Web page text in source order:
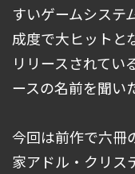
すいゲームシステ
成度で大ヒットと
リリースされてい
ースの名前を聞い
今回は前作で六冊
家アドル・クリス